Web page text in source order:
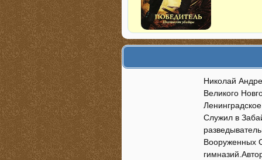
Николай
Великого
Служил в
Вооруженных